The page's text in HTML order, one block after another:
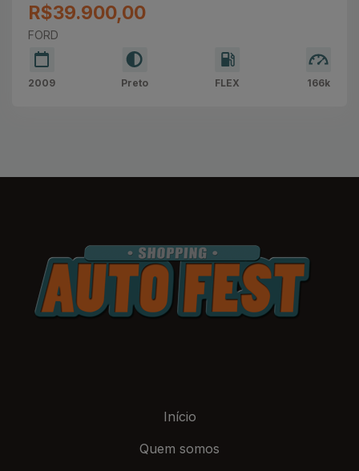
R$39.900,00
FORD
2009 Preto FLEX 166k
Início
Quem somos